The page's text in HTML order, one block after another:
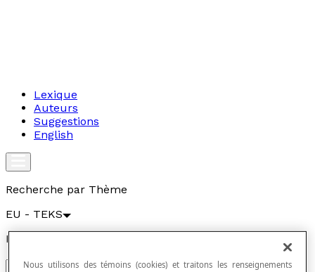
Lexique
Auteurs
Suggestions
English
Recherche par Thème
EU - TEKS
Recherche par mots clés
Nous utilisons des témoins (cookies) et traitons les renseignements